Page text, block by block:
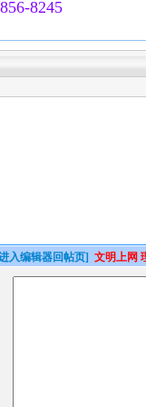
8245
入编辑器回帖页] 文明上网